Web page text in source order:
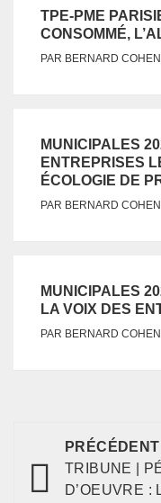
TPE-PME
CONSOMMÉ,
PAR BERNARD
MUNICIPALES
ENTREPRISES
ÉCOLOGIE DE
PAR BERNARD
MUNICIPALES
LA VOIX DES
PAR BERNARD
PRÉCÉDENT
TRIBUNE |
D’OEUVRE :